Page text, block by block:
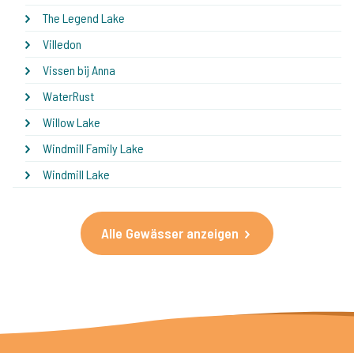
The Legend Lake
Villedon
Vissen bij Anna
WaterRust
Willow Lake
Windmill Family Lake
Windmill Lake
Alle Gewässer anzeigen